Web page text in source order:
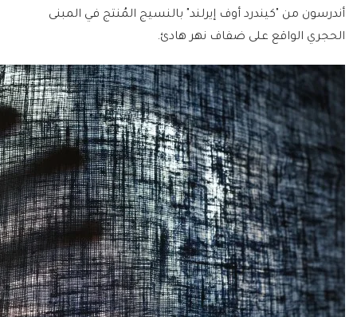
أندرسون من "كيندرد أوف إيرلند" بالنسيج المُنتج في المبنى
الحجري الواقع على ضفاف نهر هادئ.